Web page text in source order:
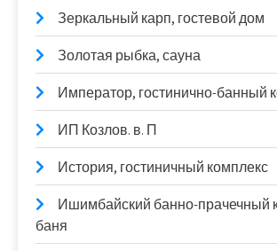
Зеркальный карп, гостевой дом
Золотая рыбка, сауна
Император, гостинично-банный
ИП Козлов. в. П
История, гостиничный комплекс
Ишимбайский банно-прачечный
баня